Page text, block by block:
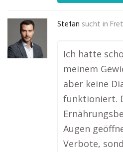
Stefan sucht in
Ich hatte
meinem
aber keine
funktioniert.
Augen
Verbote,